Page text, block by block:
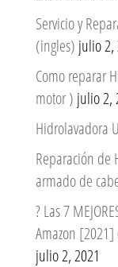
Servicio y
(ingles) julio 2,
Como reparar
motor ) julio 2,
Hidrolavadora
Reparación de
armado de
? Las 7
Amazon
julio 2, 2021